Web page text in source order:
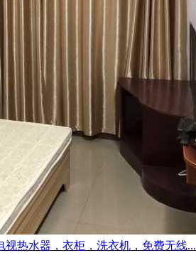
热水器，衣柜，洗衣机，免费无线...